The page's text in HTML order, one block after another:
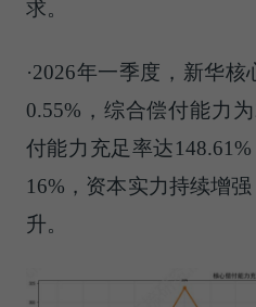
求。
·2026年一季度，新华
0.55%，综合偿付能力
付能力充足率达
16%，资本实力持续增
升。